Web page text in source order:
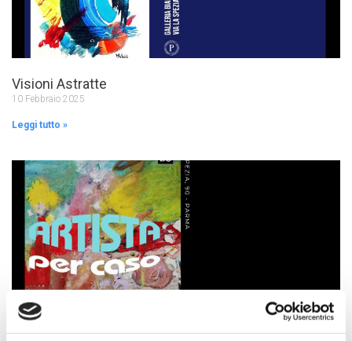
Visioni Astratte
10 Febbraio 2025
Leggi tutto »